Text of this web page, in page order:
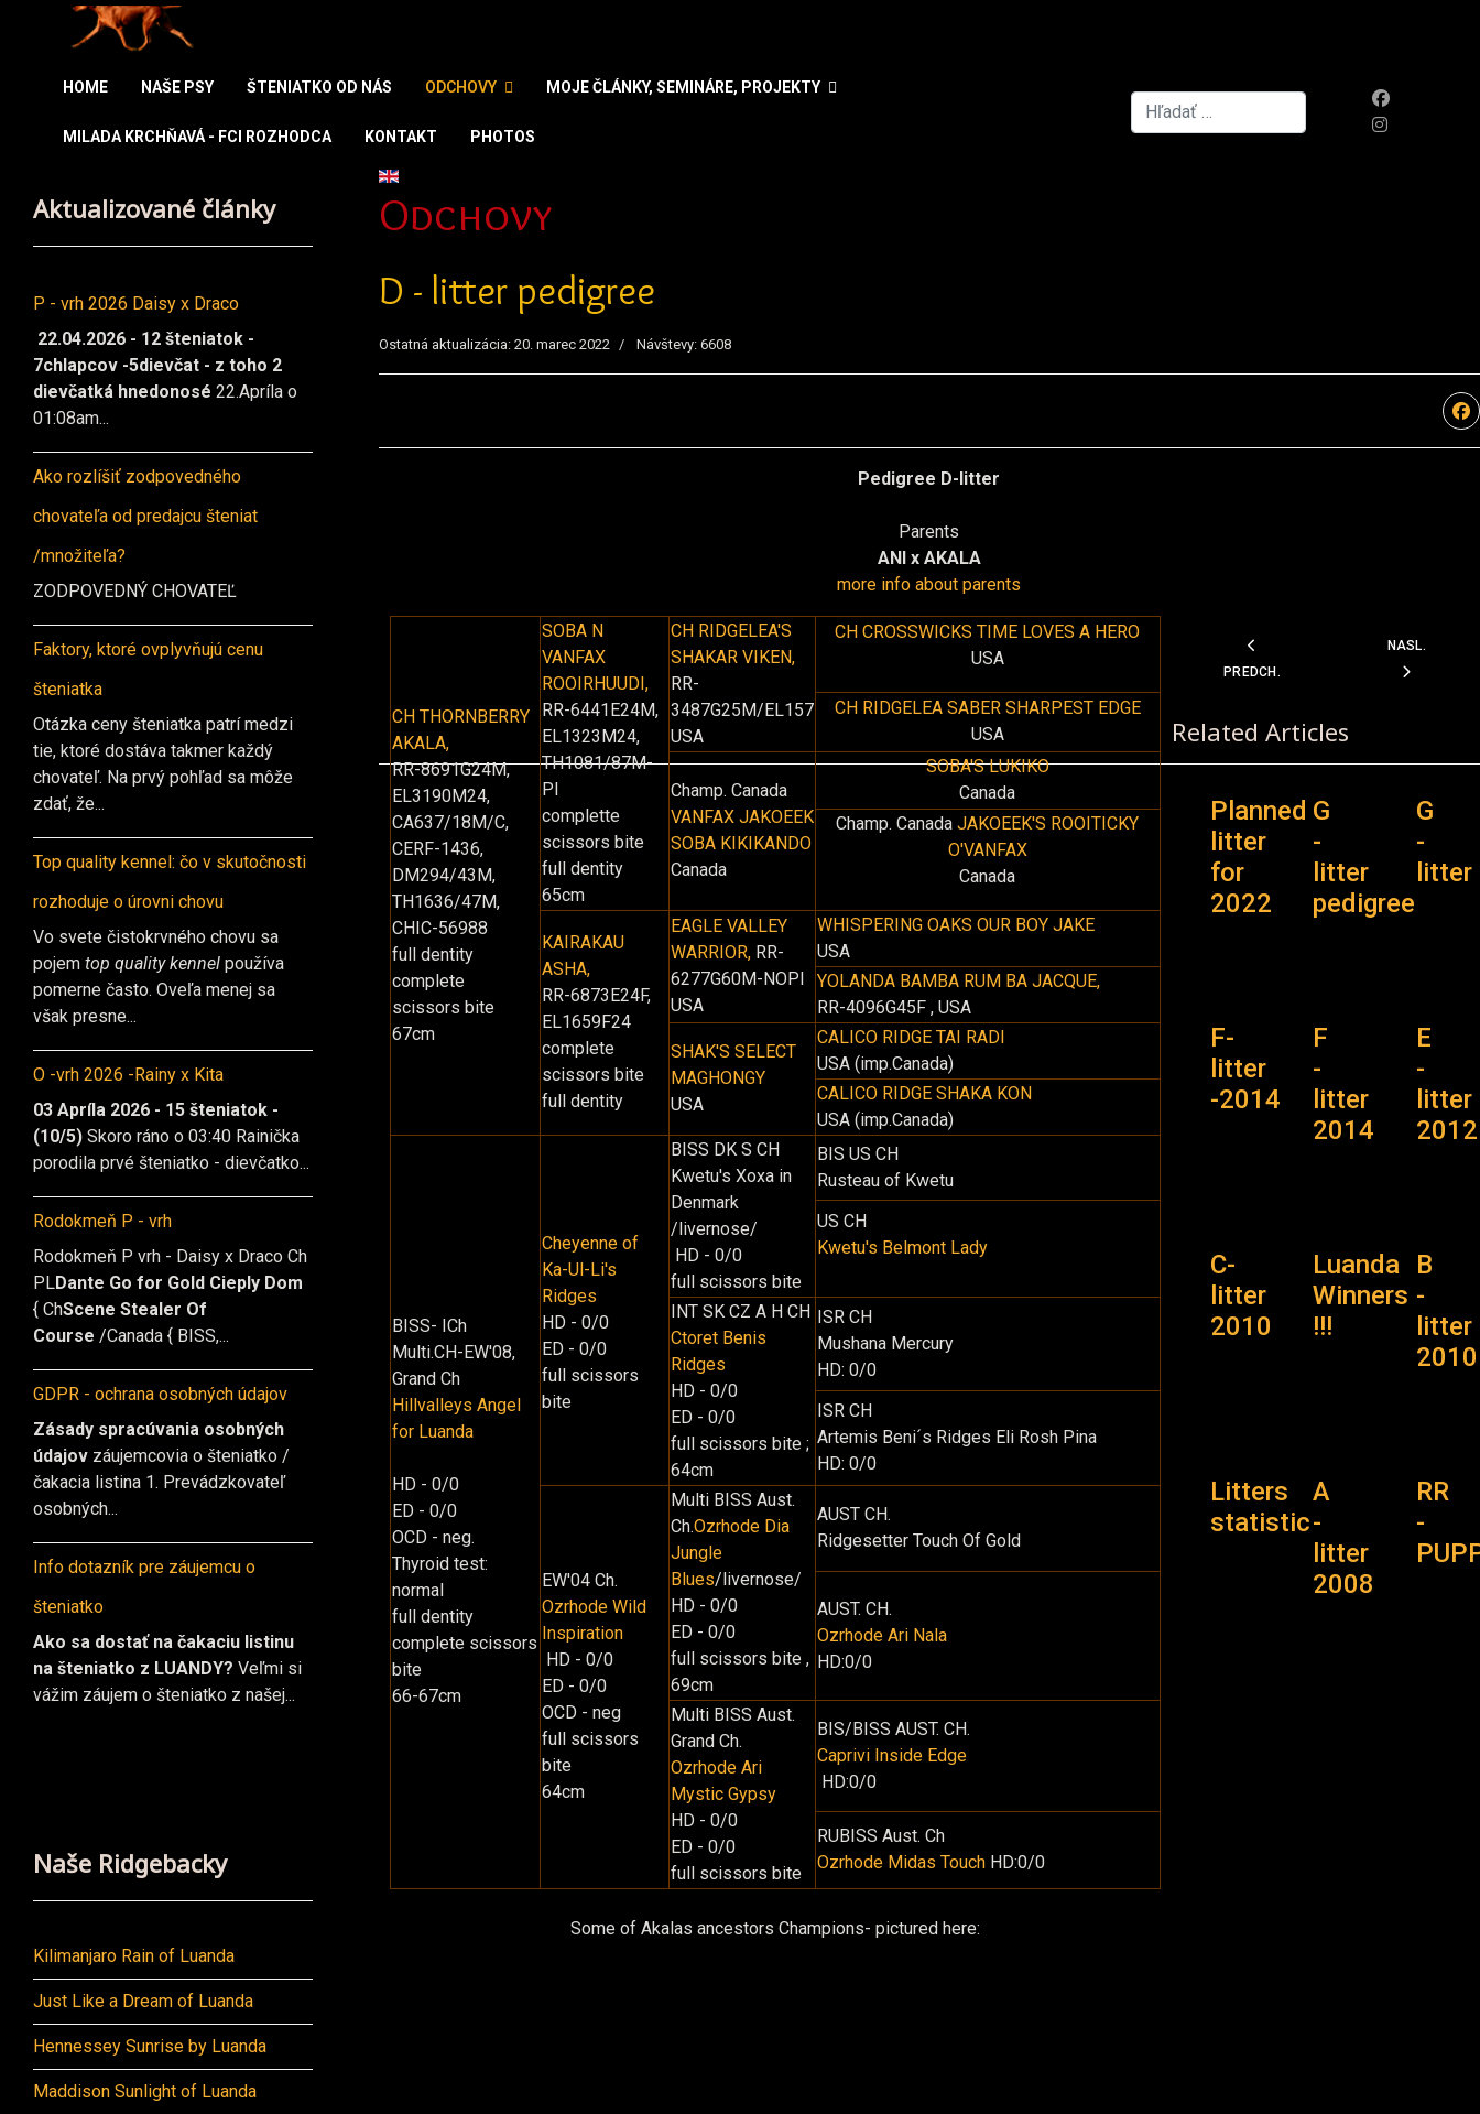
HOME NAŠE PSY ŠTENIATKO OD NÁS ODCHOVY MOJE ČLÁNKY, SEMINÁRE, PROJEKTY
MILADA KRCHŇAVÁ - FCI ROZHODCA KONTAKT PHOTOS
Hľadať...
Aktualizované články
P - vrh 2026 Daisy x Draco
22.04.2026 - 12 šteniatok -
7chlapcov -5dievčat - z toho 2
dievčatká hnedonosé 22.Apríla o
01:08am...
Ako rozlíšiť zodpovedného
chovateľa od predajcu šteniat
/množiteľa?
ZODPOVEDNÝ CHOVATEĽ
Faktory, ktoré ovplyvňujú cenu
šteniatka
Otázka ceny šteniatka patrí medzi
tie, ktoré dostáva takmer každý
chovateľ. Na prvý pohľad sa môže
zdať, že...
Top quality kennel: čo v skutočnosti
rozhoduje o úrovni chovu
Vo svete čistokrvného chovu sa
pojem top quality kennel používa
pomerne často. Oveľa menej sa
však presne...
O -vrh 2026 -Rainy x Kita
03 Apríla 2026 - 15 šteniatok -
(10/5) Skoro ráno o 03:40 Rainička
porodila prvé šteniatko - dievčatko...
Rodokmeň P - vrh
Rodokmeň P vrh - Daisy x Draco Ch
PLDante Go for Gold Cieply Dom
{ ChScene Stealer Of
Course /Canada { BISS,...
GDPR - ochrana osobných údajov
Zásady spracúvania osobných
údajov záujemcovia o šteniatko /
čakacia listina 1. Prevádzkovateľ
osobných...
Info dotazník pre záujemcu o
šteniatko
Ako sa dostať na čakaciu listinu
na šteniatko z LUANDY? Veľmi si
vážim záujem o šteniatko z našej...
Naše Ridgebacky
Kilimanjaro Rain of Luanda
Just Like a Dream of Luanda
Hennessey Sunrise by Luanda
Maddison Sunlight of Luanda
Vyberte váš jazyk
Odchovy
D - litter pedigree
Ostatná aktualizácia: 20. marec 2022 Návštevy: 6608
Pedigree D-litter
Parents
ANI x AKALA
more info about parents
CH THORNBERRY
AKALA,
RR-8691G24M,
EL3190M24,
CA637/18M/C,
CERF-1436,
DM294/43M,
TH1636/47M,
CHIC-56988
full dentity
complete
scissors bite
67cm
SOBA N
VANFAX
ROOIRHUUDI,
RR-6441E24M,
EL1323M24,
TH1081/87M-
PI
complette
scissors bite
full dentity
65cm
CH RIDGELEA'S
SHAKAR VIKEN,
RR-
3487G25M/EL157
USA
CH CROSSWICKS TIME LOVES A HERO
USA
CH RIDGELEA SABER SHARPEST EDGE
USA
Champ. Canada
VANFAX JAKOEEK
SOBA KIKIKANDO
Canada
SOBA'S LUKIKO
Canada
Champ. Canada JAKOEEK'S ROOITICKY
O'VANFAX
Canada
KAIRAKAU
ASHA,
RR-6873E24F,
EL1659F24
complete
scissors bite
full dentity
EAGLE VALLEY
WARRIOR, RR-
6277G60M-NOPI
USA
WHISPERING OAKS OUR BOY JAKE
USA
YOLANDA BAMBA RUM BA JACQUE,
RR-4096G45F , USA
SHAK'S SELECT
MAGHONGY
USA
CALICO RIDGE TAI RADI
USA (imp.Canada)
CALICO RIDGE SHAKA KON
USA (imp.Canada)
BISS- ICh
Multi.CH-EW'08,
Grand Ch
Hillvalleys Angel
for Luanda
HD - 0/0
ED - 0/0
OCD - neg.
Thyroid test:
normal
full dentity
complete scissors
bite
66-67cm
Cheyenne of
Ka-Ul-Li's
Ridges
HD - 0/0
ED - 0/0
full scissors
bite
BISS DK S CH
Kwetu's Xoxa in
Denmark
/livernose/
HD - 0/0
full scissors bite
BIS US CH
Rusteau of Kwetu
US CH
Kwetu's Belmont Lady
INT SK CZ A H CH
Ctoret Benis
Ridges
HD - 0/0
ED - 0/0
full scissors bite ;
64cm
ISR CH
Mushana Mercury
HD: 0/0
ISR CH
Artemis Beni´s Ridges Eli Rosh Pina
HD: 0/0
EW'04 Ch.
Ozrhode Wild
Inspiration
HD - 0/0
ED - 0/0
OCD - neg
full scissors
bite
64cm
Multi BISS Aust.
Ch.Ozrhode Dia
Jungle
Blues/livernose/
HD - 0/0
ED - 0/0
full scissors bite ,
69cm
AUST CH.
Ridgesetter Touch Of Gold
AUST. CH.
Ozrhode Ari Nala
HD:0/0
Multi BISS Aust.
Grand Ch.
Ozrhode Ari
Mystic Gypsy
HD - 0/0
ED - 0/0
full scissors bite
BIS/BISS AUST. CH.
Caprivi Inside Edge
HD:0/0
RUBISS Aust. Ch
Ozrhode Midas Touch HD:0/0
Some of Akalas ancestors Champions- pictured here:
PREDCHÁDZAJÚCI ČLÁNOK: A -
PREDCH.
NASL.
Related Articles
Planned
litter
for
2022
G
-
litter
pedigree
G
-
litter
F-
litter
-2014
F
-
litter
2014
E
-
litter
2012
C-
litter
2010
Luanda
Winners
!!!
B
-
litter
2010
Litters
statistic
A
-
litter
2008
RR
-